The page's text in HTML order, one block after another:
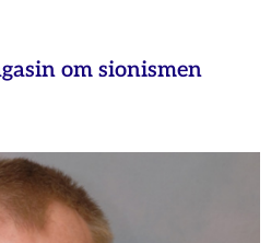
om sionismen